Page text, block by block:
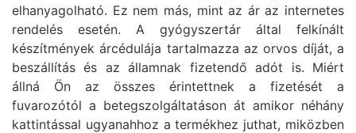
elhanyagolható. Ez nem más, mint az ár az internetes
rendelés esetén. A gyógyszertár által felkínált
készítmények árcédulája tartalmazza az orvos díját, a
beszállítás és az államnak fizetendő adót is. Miért
állná Ön az összes érintettnek a fizetését a
fuvarozótól a betegszolgáltatáson át amikor néhány
kattintással ugyanahhoz a termékhez juthat, miközben